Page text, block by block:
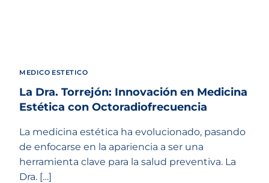
MEDICO ESTETICO
La Dra. Torrejón: Innovación en Medicina
Estética con Octoradiofrecuencia
La medicina estética ha evolucionado, pasando
de enfocarse en la apariencia a ser una
herramienta clave para la salud preventiva. La
Dra. […]